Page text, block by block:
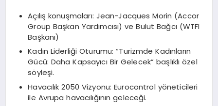
Açılış konuşmaları: Jean-Jacques Morin (Accor
Group Başkan Yardımcısı) ve Bulut Bağcı (WTFI
Başkanı)
Kadın Liderliği Oturumu: “Turizmde Kadınların
Gücü: Daha Kapsayıcı Bir Gelecek” başlıklı özel
söyleşi.
Havacılık 2050 Vizyonu: Eurocontrol yöneticileri
ile Avrupa havacılığının geleceği.